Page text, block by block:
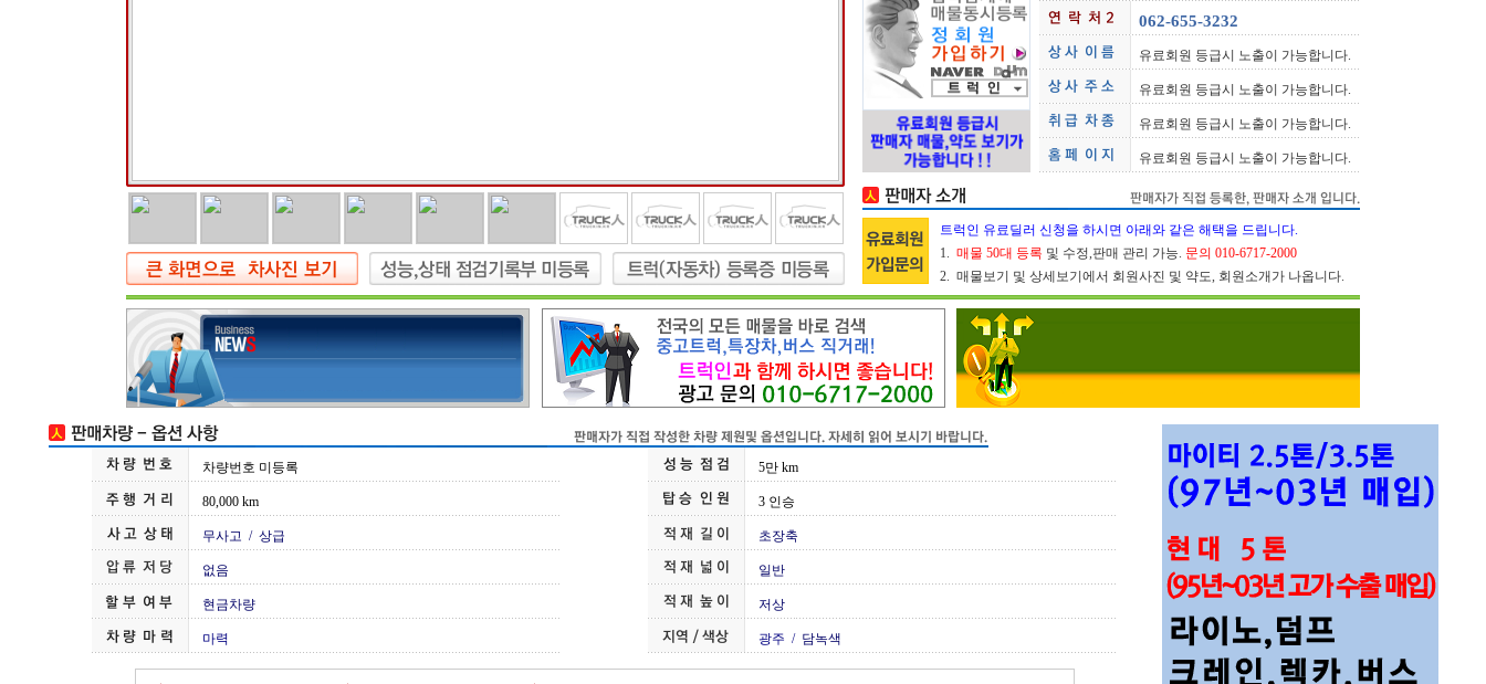
062-655-3232
유료회원 등급시 노출이 가능합니다.
유료회원 등급시 노출이 가능합니다.
유료회원 등급시 노출이 가능합니다.
유료회원 등급시 노출이 가능합니다.
트럭인 유료딜러 신청을 하시면 아래와 같은 해택을 드립니다.
1. 매물 50대 등록 및 수정,판매 관리 가능. 문의 010-6717-2000
2. 매물보기 및 상세보기에서 회원사진 및 약도, 회원소개가 나옵니다.
차량번호 미등록
80,000 km
무사고 / 상급
없음
현금차량
마력
5만 km
3 인승
초장축
일반
저상
광주 / 담녹색